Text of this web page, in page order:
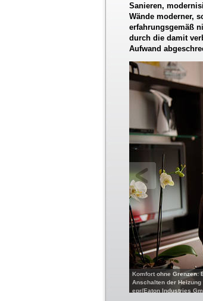
Sanieren,
Wände moderner,
erfahrungsgemäß
durch die damit
Aufwand
Komfort ohne Grenzen:
Anschalten der
epr/Eaton Industries